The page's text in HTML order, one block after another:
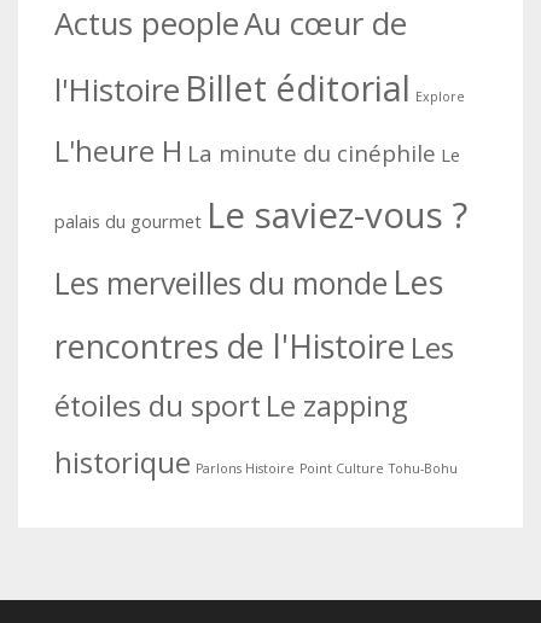
Actus peopleAu cœur de
l'Histoire Billet éditorial Explore
L'heure H La minute du cinéphile Le
palais du gourmet Le saviez-vous ?
Les merveilles du monde Les
rencontres de l'Histoire Les
étoiles du sport Le zapping
historique Parlons Histoire Point Culture Tohu-Bohu